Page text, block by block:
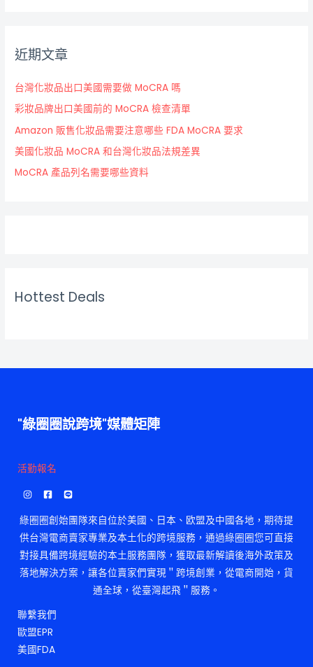
近期文章
台灣化妝品出口美國需要做 MoCRA 嗎
彩妝品牌出口美國前的 MoCRA 檢查清單
Amazon 販售化妝品需要注意哪些 FDA MoCRA 要求
美國化妝品 MoCRA 和台灣化妝品法規差異
MoCRA 產品列名需要哪些資料
Hottest Deals
"綠圈圈說跨境"媒體矩陣
活勤報名
綠圈圈創始團隊來自位於美國、日本、欧盟及中國各地，期待提
供台灣電商賣家專業及本土化的跨境服務，通過綠圈圈您可直接
對接具備跨境經驗的本土服務團隊，獲取最新解讀後海外政策及
落地解決方案，讓各位賣家們實現＂跨境創業，從電商開始，貨
通全球，從臺灣起飛＂服務。
聯繫我們
歐盟EPR
美國FDA